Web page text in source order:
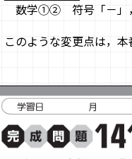
数学①② 符号「－」
このような変更点は，本